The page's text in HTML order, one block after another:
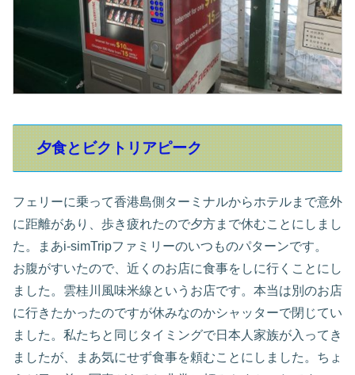
夕食とビクトリアピーク
フェリーに乗って香港島側ターミナルからホテルまで意外
に距離があり、歩き疲れたので夕方まで休むことにしまし
た。まあi-simTripファミリーのいつものパターンです。
お腹がすいたので、近くのお店に食事をしに行くことにし
ました。雲桂川風味米線というお店です。本当は別のお店
に行きたかったのですが休みなのかシャッターで閉じてい
ました。私たちと同じタイミングで日本人家族が入ってき
ましたが、まあ気にせず食事を頼むことにしました。ちょ